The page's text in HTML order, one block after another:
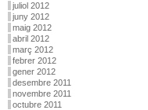
juliol 2012
juny 2012
maig 2012
abril 2012
març 2012
febrer 2012
gener 2012
desembre 2011
novembre 2011
octubre 2011